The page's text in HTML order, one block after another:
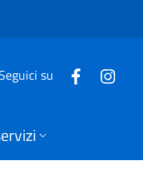
su